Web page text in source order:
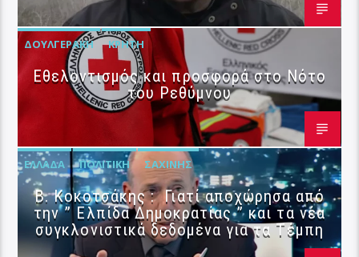
ΔΟΥΛΓΕΡΆΚΗ ΚΡΉΤΗ
Εθελοντισμός και προσφορά στο Νότο
του Ρεθύμνου
ΕΛΛΆΔΑ ΠΟΛΙΤΙΚΉ ΣΑΧΊΝΗΣ
Β. Κοκοτσάκης : Γιατί αποχώρησα από
την ” Ελπίδα Δημοκρατίας ” και τα νέα
συγκλονιστικά δεδομένα για τα Τέμπη